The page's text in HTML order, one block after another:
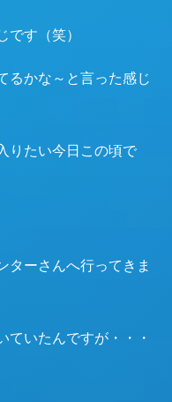
です（笑）
るかな～と言った感じ
りたい今日この頃で
ターさんへ行ってきま
ていたんですが・・・